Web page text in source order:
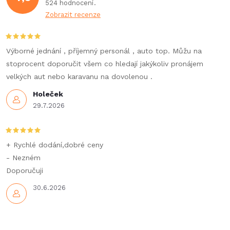
524 hodnocení
Zobrazit recenze
Holeček
29.7.2026
Výborné jednání , příjemný personál , auto top. Můžu na
stoprocent doporučit všem co hledají jakýkoliv pronájem
velkých aut nebo karavanu na dovolenou .
30.6.2026
+ Rychlé dodání,dobré ceny
- Nezném
Doporučuji